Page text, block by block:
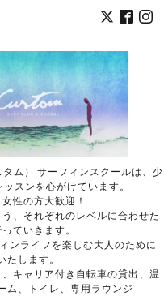
ム） サーフィンスクールは、少
ッスンを心がけています。
女性の方大歓迎！
、それぞれのレベルに合わせた
ていきます。
ンライフを楽しむ大人のために
たします。
キャリア付き自転車の貸出、温
ム、トイレ、専用ラウンジ